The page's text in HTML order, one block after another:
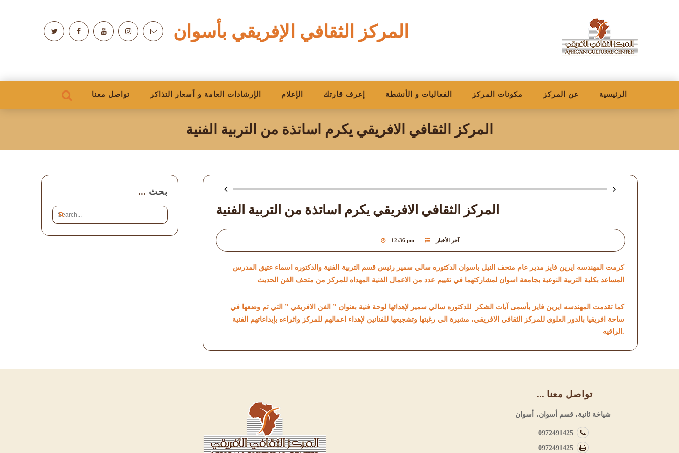
المركز الثقافي الإفريقي بأسوان
الرئيسية عن المركز مكونات المركز الفعاليات و الأنشطة إعرف قارتك الإعلام الإرشادات العامة و أسعار التذاكر تواصل معنا
المركز الثقافي الافريقي يكرم اساتذة من التربية الفنية
المركز الثقافي الافريقي يكرم اساتذة من التربية الفنية
12:36 pm آخر الأخبار
كرمت المهندسه ايرين فايز مدير عام متحف النيل باسوان الدكتوره سالي سمير رئيس قسم التربية الفنية والدكتوره اسماء عتيق المدرس
المساعد بكلية التربية النوعية بجامعة اسوان لمشاركتهما في تقييم عدد من الاعمال الفنية المهداه للمركز من متحف الفن الحديث
كما تقدمت المهندسه ايرين فايز بأسمى آيات الشكر للدكتوره سالي سمير لإهدائها لوحة فنية بعنوان ” الفن الافريقي ” التي تم وضعها في
ساحة افريقيا بالدور العلوي للمركز الثقافي الافريقي، مشيرة الي رغبتها وتشجيعها للفنانين لإهداء اعمالهم للمركز واثراءه بإبداعاتهم الفنية
الراقيه.
بحث
تواصل معنا
شياخة ثانية، قسم أسوان، أسوان
0972491425
0972491425